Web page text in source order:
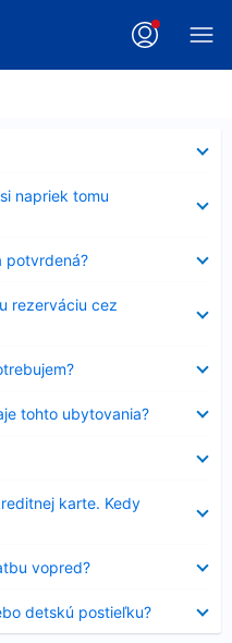
napriek tomu
potvrdená?
rezerváciu cez
tohto ubytovania?
karte. Kedy
vopred?
detskú postieľku?